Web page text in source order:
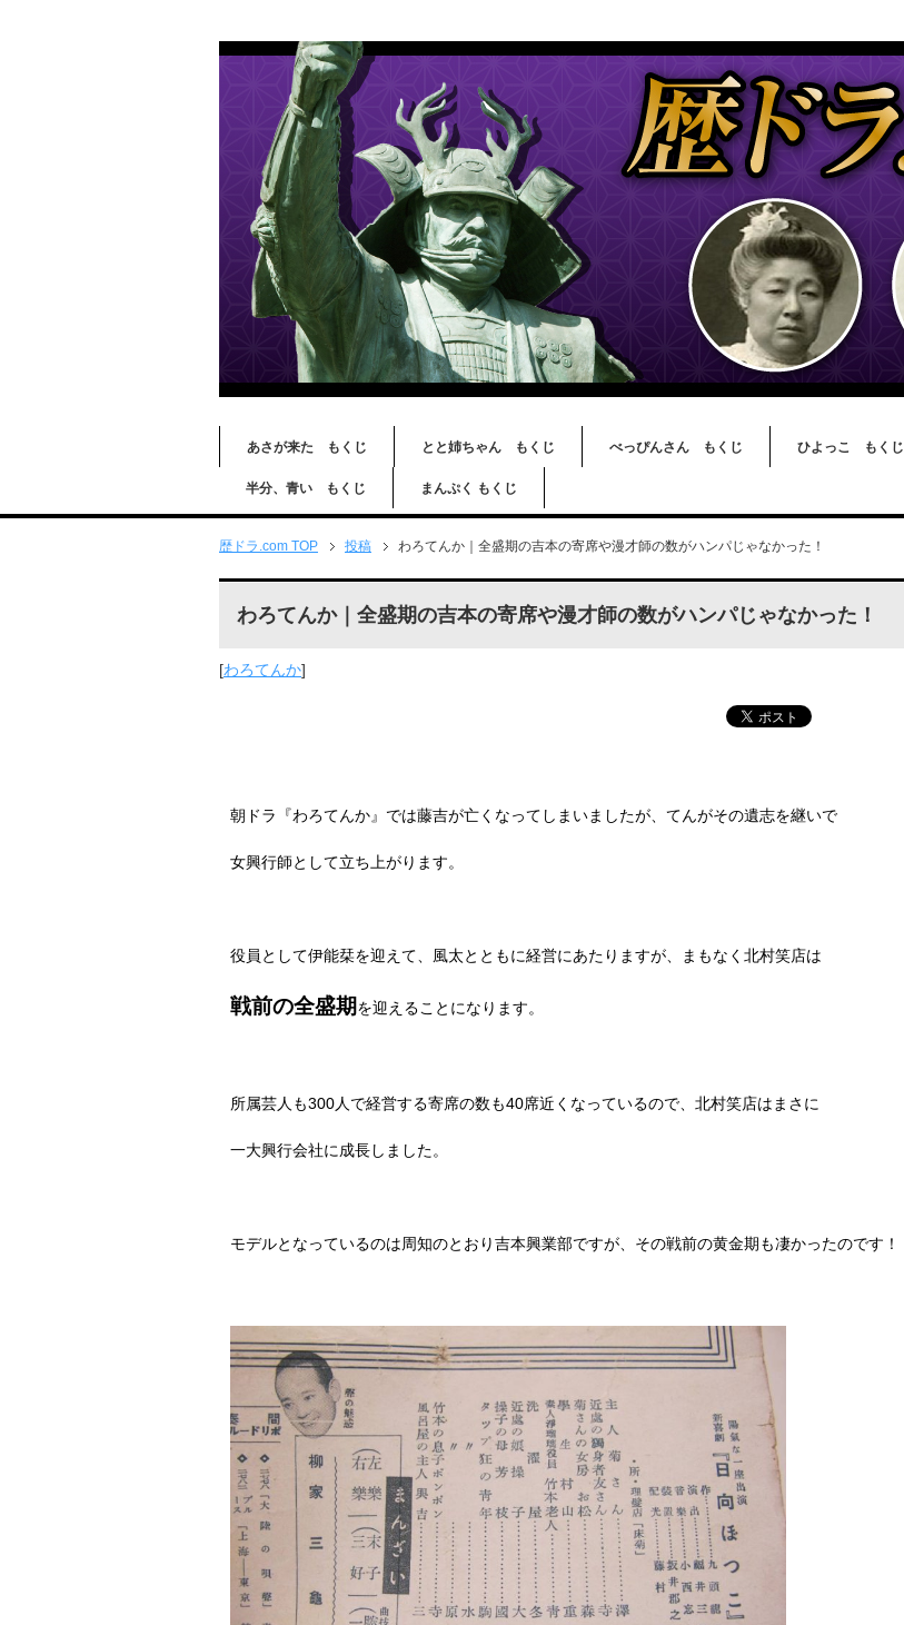
あさが来た もくじ とと姉ちゃん もくじ べっぴんさん もくじ ひよっこ もくじ
半分、青い もくじ まんぷく もくじ
歴ドラ.com TOP 投稿 わろてんか｜全盛期の吉本の寄席や漫才師の数がハンパじゃなかった！
わろてんか｜全盛期の吉本の寄席や漫才師の数がハンパじゃなかった！
[わろてんか]
朝ドラ『わろてんか』では藤吉が亡くなってしまいましたが、てんがその遺志を継いで
女興行師として立ち上がります。
役員として伊能栞を迎えて、風太とともに経営にあたりますが、まもなく北村笑店は
戦前の全盛期を迎えることになります。
所属芸人も300人で経営する寄席の数も40席近くなっているので、北村笑店はまさに
一大興行会社に成長しました。
モデルとなっているのは周知のとおり吉本興業部ですが、その戦前の黄金期も凄かったのです！